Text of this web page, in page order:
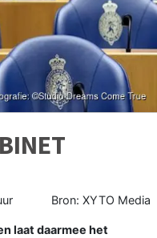
Bron: XYTO Media
laat daarmee het